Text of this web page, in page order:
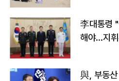
李대통령
해야…지
與, 부동